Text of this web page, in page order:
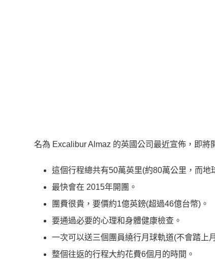
名為 Excalibur Almaz 的英國公司最近宣佈，即將
這個行程總共有50萬英里(約80萬公里，而地
最快會在 2015年開團。
團費很貴，要價約1億英鎊(超過46億台幣)。
要通過必要的心理和身體健康檢查。
一次可以送三個團員繞行月球軌道(不會踏上
整個往返的行程大約花費6個月的時間。